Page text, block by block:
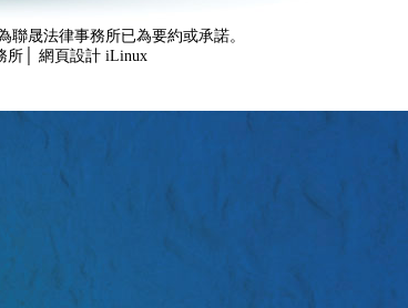
晟法律事務所已為要約或承諾。
所│ 網頁設計 iLinux